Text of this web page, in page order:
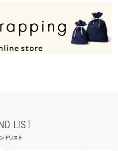
LIST
ドリスト